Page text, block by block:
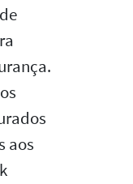
aos